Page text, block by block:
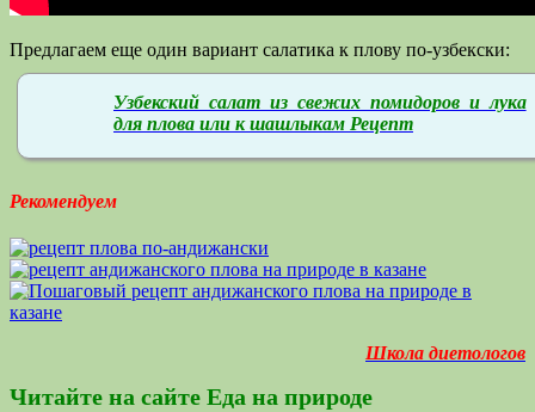
Предлагаем еще один вариант салатика к плову по-узбекски:
Узбекский салат из свежих помидоров и лука
для плова или к шашлыкам Рецепт
Рекомендуем
Школа диетологов
Читайте на сайте Еда на природе